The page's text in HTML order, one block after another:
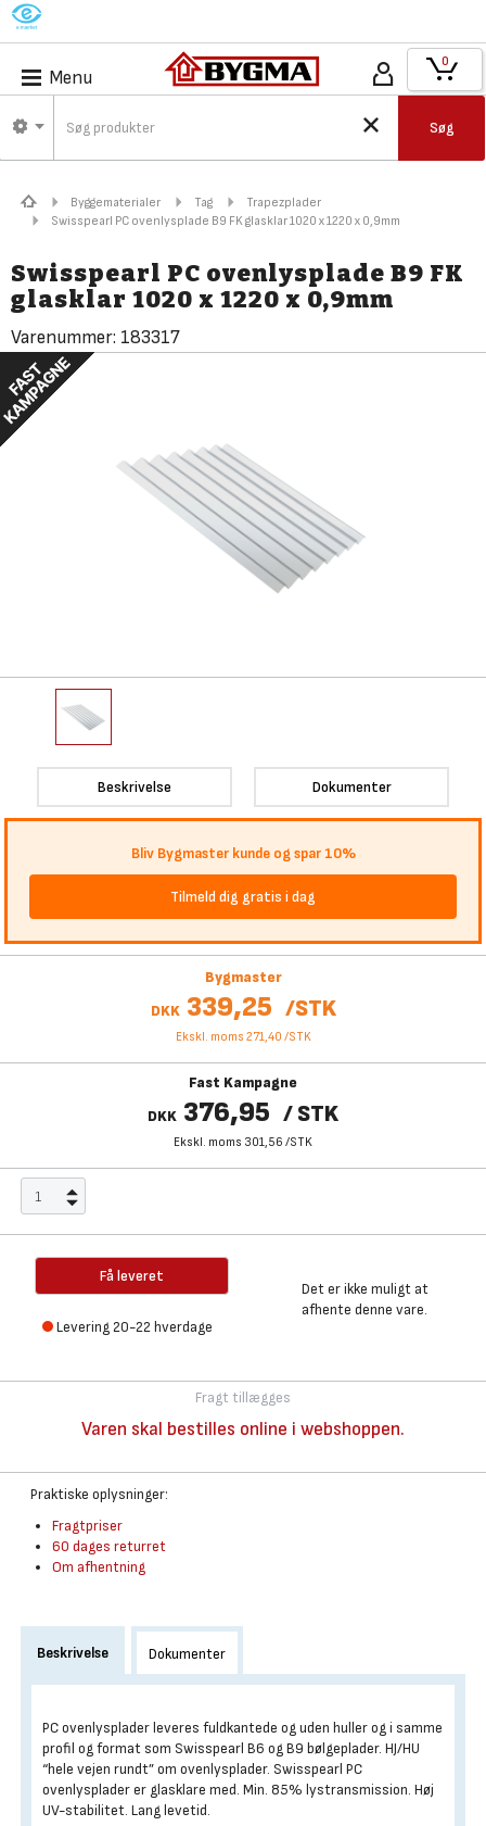
M
Menu
Søg
0
Byggematerialer Tag
Trapezplader
Swisspearl PC ovenlysplade B9 FK glasklar 1020 x 1220 x 0,9mm
Swisspearl PC ovenlysplade B9 FK
glasklar 1020 x 1220 x 0,9mm
Varenummer: 183317
Beskrivelse Dokumenter
Bliv Bygmaster kunde og spar 10%
Tilmeld dig gratis i dag
Bygmaster
DKK 339,25 /STK
Ekskl. moms 271,40 /STK
Fast Kampagne
DKK 376,95 /STK
Ekskl. moms 301,56 /STK
Få leveret
Levering 20-22 hverdage
Det er ikke muligt at
afhente denne vare.
Fragt tillægges
Varen skal bestilles online i webshoppen.
Praktiske oplysninger:
Fragtpriser
60 dages returret
Om afhentning
Beskrivelse Dokumenter
PC ovenlysplader leveres fuldkantede og uden huller og i samme
profil og format som Swisspearl B6 og B9 bølgeplader. HJ/HU
“hele vejen rundt” om ovenlysplader. Swisspearl PC
ovenlysplader er glasklare med. Min. 85% lystransmission. Høj
UV-stabilitet. Lang levetid.